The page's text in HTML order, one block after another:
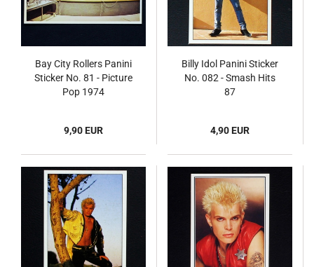
Bay City Rollers Panini
Sticker No. 81 - Picture
Pop 1974
9,90 EUR
Billy Idol Panini Sticker
No. 082 - Smash Hits
87
4,90 EUR